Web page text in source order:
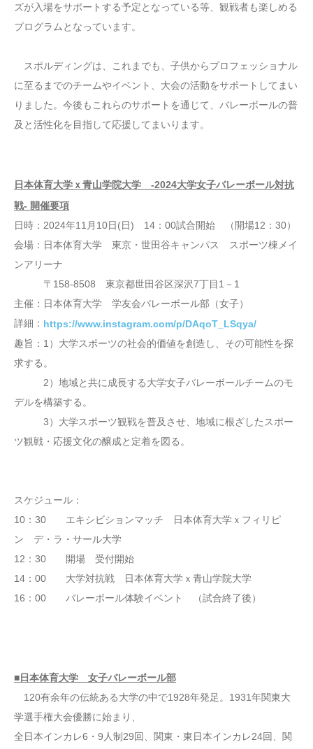
ズが入場をサポートする予定となっている等、観戦者も楽しめる
プログラムとなっています。
スポルディングは、これまでも、子供からプロフェッショナル
に至るまでのチームやイベント、大会の活動をサポートしてまい
りました。今後もこれらのサポートを通じて、バレーボールの普
及と活性化を目指して応援してまいります。
日本体育大学ｘ青山学院大学 -2024大学女子バレーボール対抗
戦- 開催要項
日時：2024年11月10日(日) 14：00試合開始 （開場12：30）
会場：日本体育大学 東京・世田谷キャンパス スポーツ棟メイ
ンアリーナ
〒158-8508 東京都世田谷区深沢7丁目1－1
主催：日本体育大学 学友会バレーボール部（女子）
詳細： https://www.instagram.com/p/DAqoT_LSqya/
趣旨：1）大学スポーツの社会的価値を創造し、その可能性を探
求する。
2）地域と共に成長する大学女子バレーボールチームのモ
デルを構築する。
3）大学スポーツ観戦を普及させ、地域に根ざしたスポー
ツ観戦・応援文化の醸成と定着を図る。
スケジュール：
10：30 エキシビションマッチ 日本体育大学ｘフィリピ
ン デ・ラ・サール大学
12：30 開場 受付開始
14：00 大学対抗戦 日本体育大学ｘ青山学院大学
16：00 バレーボール体験イベント （試合終了後）
■日本体育大学 女子バレーボール部
120有余年の伝統ある大学の中で1928年発足。1931年関東大
学選手権大会優勝に始まり、
全日本インカレ6・9人制29回、関東・東日本インカレ24回、関